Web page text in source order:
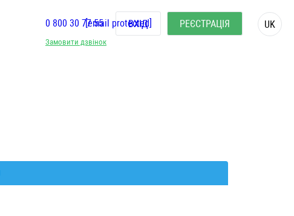
Замовити дзвінок
0 800 30 77 55[email protected]
ВХІД РЕЄСТРАЦІЯ UK